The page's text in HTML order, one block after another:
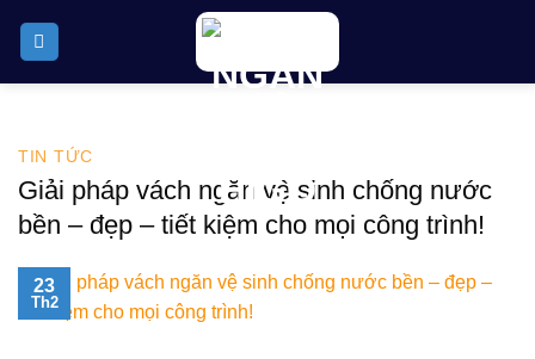
TIN TỨC
Giải pháp vách ngăn vệ sinh chống nước
bền – đẹp – tiết kiệm cho mọi công trình!
23
Th2